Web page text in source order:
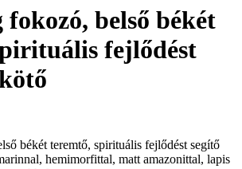
fokozó, belső békét
fejlődést
békét teremtő, spirituális fejlődést segítő
hemimorfittal, matt amazonittal, lapis